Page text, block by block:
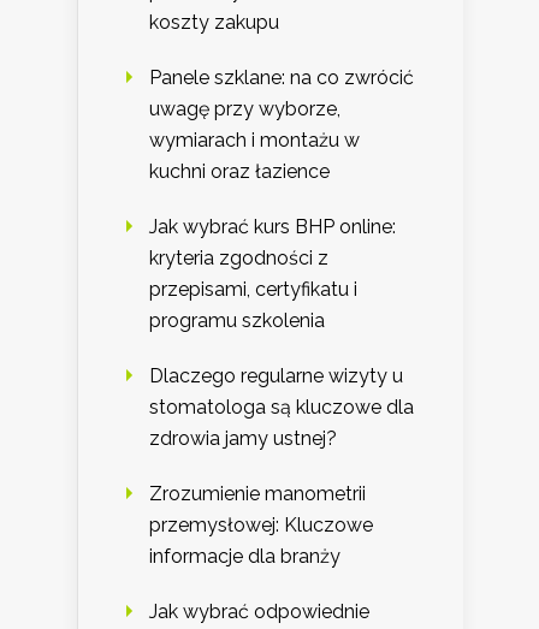
koszty zakupu
Panele szklane: na co zwrócić
uwagę przy wyborze,
wymiarach i montażu w
kuchni oraz łazience
Jak wybrać kurs BHP online:
kryteria zgodności z
przepisami, certyfikatu i
programu szkolenia
Dlaczego regularne wizyty u
stomatologa są kluczowe dla
zdrowia jamy ustnej?
Zrozumienie manometrii
przemysłowej: Kluczowe
informacje dla branży
Jak wybrać odpowiednie